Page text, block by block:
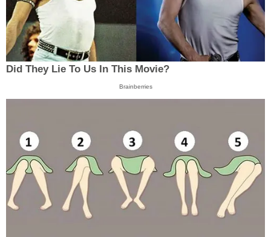
Did They Lie To Us In This Movie?
Brainberries